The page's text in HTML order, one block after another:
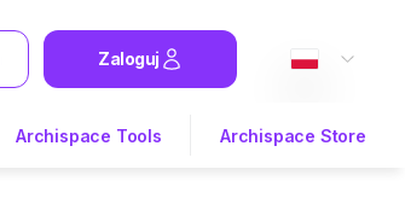
Zaloguj
Archispace Tools Archispace Store